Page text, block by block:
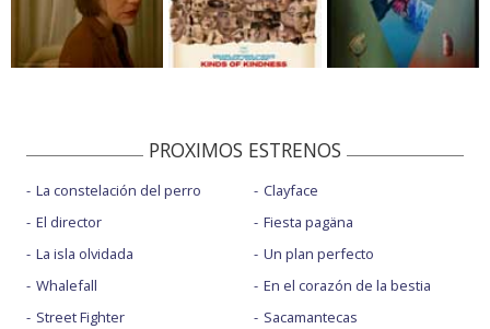
PROXIMOS ESTRENOS
La constelación del perro
El director
La isla olvidada
Whalefall
Street Fighter
Clayface
Fiesta pagäna
Un plan perfecto
En el corazón de la bestia
Sacamantecas